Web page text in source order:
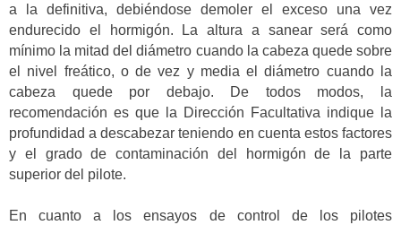
a la definitiva, debiéndose demoler el exceso una vez
endurecido el hormigón. La altura a sanear será como
mínimo la mitad del diámetro cuando la cabeza quede sobre
el nivel freático, o de vez y media el diámetro cuando la
cabeza quede por debajo. De todos modos, la
recomendación es que la Dirección Facultativa indique la
profundidad a descabezar teniendo en cuenta estos factores
y el grado de contaminación del hormigón de la parte
superior del pilote.
En cuanto a los ensayos de control de los pilotes